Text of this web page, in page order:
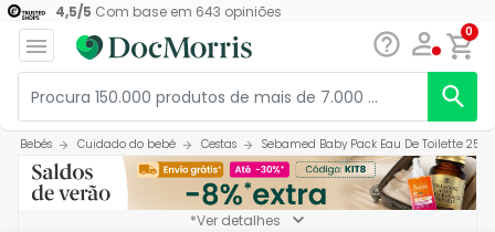
4,5/5 Com base em 643 opiniões
0
Bebés Cuidado do bebé Cestas Sebamed Baby Pack Eau De Toilette
*Ver detalhes